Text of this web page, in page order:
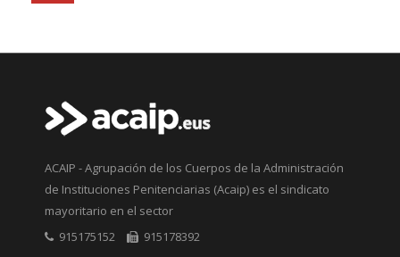
ACAIP - Agrupación de los Cuerpos de la Administración
de Instituciones Penitenciarias (Acaip) es el sindicato
mayoritario en el sector
915175152
915178392